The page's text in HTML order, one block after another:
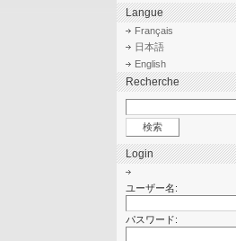
Langue
Français
日本語
English
Recherche
Login
ユーザー名:
パスワード: